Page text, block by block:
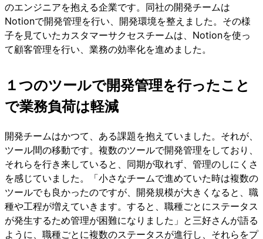
のエンジニアを抱える企業です。同社の開発チームは
Notionで開発管理を行い、開発環境を整えました。その様
子を見ていたカスタマーサクセスチームは、Notionを使っ
て顧客管理を行い、業務の効率化を進めました。
１つのツールで開発管理を行ったこと
で業務負荷は軽減
開発チームはかつて、ある課題を抱えていました。それが、
ツール間の移動です。複数のツールで開発管理をしており、
それらを行き来していると、同期が取れず、管理のしにくさ
を感じていました。「小さなチームで進めていた時は複数の
ツールでも良かったのですが、開発規模が大きくなると、職
種や工程が増えていきます。すると、職種ごとにステータス
が発生するため管理が困難になりました」と三好さんが語る
ように、職種ごとに複数のステータスが進行し、それらをプ